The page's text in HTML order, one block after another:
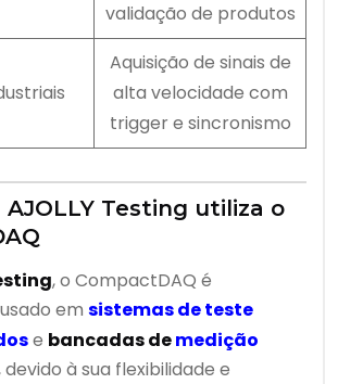
validação de produtos
Aquisição de sinais de
alta velocidade com
trigger e sincronismo
AJOLLY Testing utiliza o
, o CompactDAQ é
em sistemas de teste
e bancadas demedição
devido à sua flexibilidade e